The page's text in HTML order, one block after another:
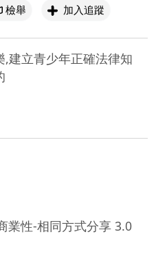
檢舉 加入追蹤
建立青少年正確法律知
業性-相同方式分享 3.0